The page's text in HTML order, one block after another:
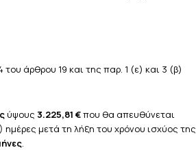
άρθρου 19 και της παρ. 1 (ε) και 3 (β)
ύψους 3.225,81 €που θα απευθύνεται
ημέρες μετά τη λήξη του χρόνου ισχύος της
.